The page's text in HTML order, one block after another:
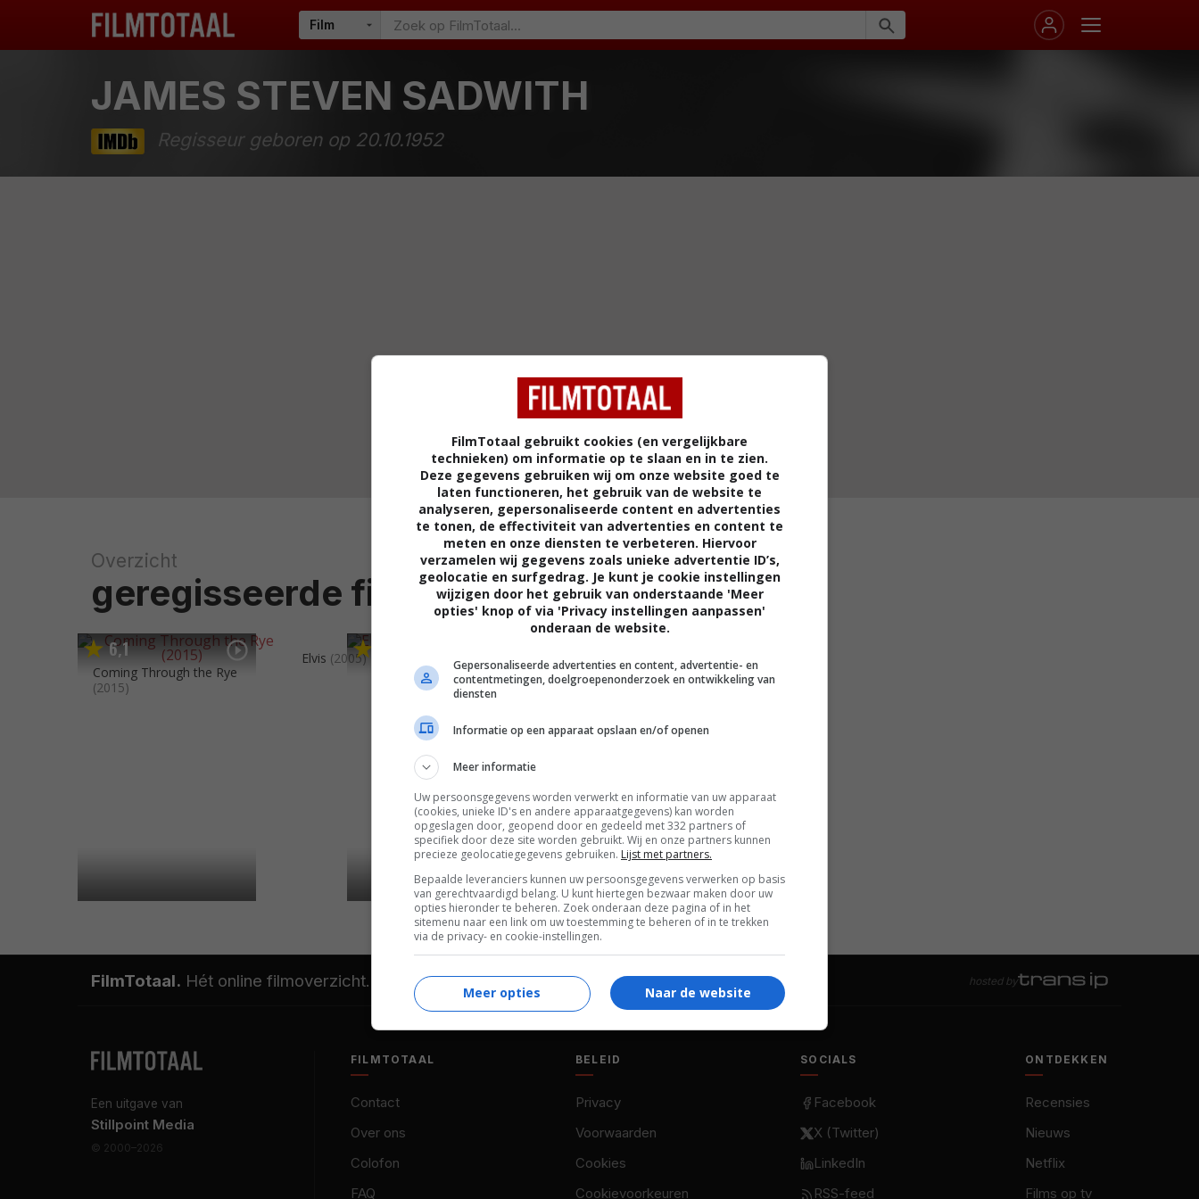
JAMES STEVEN SADWITH
Regisseur geboren op 20.10.1952
Overzicht
geregisseerde films
6,1
Coming Through the Rye
(2015)
Elvis (2005) In Broad Daylight
FilmTotaal. Hét online filmoverzicht. hosted by
Een uitgave van
Stillpoint Media
© 2000–2026
FILMTOTAAL
Contact
Over ons
Colofon
FAQ
BELEID
Privacy
Voorwaarden
Cookies
Cookievoorkeuren
SOCIALS
Facebook
X (Twitter)
LinkedIn
RSS-feed
ONTDEKKEN
Recensies
Nieuws
Netflix
Films op tv
FilmTotaal gebruikt cookies (en vergelijkbare
technieken) om informatie op te slaan en in te zien.
Deze gegevens gebruiken wij om onze website goed te
laten functioneren, het gebruik van de website te
analyseren, gepersonaliseerde content en advertenties
te tonen, de effectiviteit van advertenties en content te
meten en onze diensten te verbeteren. Hiervoor
verzamelen wij gegevens zoals unieke advertentie ID’s,
geolocatie en surfgedrag. Je kunt je cookie instellingen
wijzigen door het gebruik van onderstaande 'Meer
opties' knop of via 'Privacy instellingen aanpassen'
onderaan de website.
Gepersonaliseerde advertenties en content, advertentie- en
contentmetingen, doelgroepenonderzoek en ontwikkeling van
diensten
Informatie op een apparaat opslaan en/of openen
Meer informatie
Uw persoonsgegevens worden verwerkt en informatie van uw apparaat
(cookies, unieke ID's en andere apparaatgegevens) kan worden
opgeslagen door, geopend door en gedeeld met 332 partners of
specifiek door deze site worden gebruikt. Wij en onze partners kunnen
precieze geolocatiegegevens gebruiken. Lijst met partners.
Bepaalde leveranciers kunnen uw persoonsgegevens verwerken op basis
van gerechtvaardigd belang. U kunt hiertegen bezwaar maken door uw
opties hieronder te beheren. Zoek onderaan deze pagina of in het
sitemenu naar een link om uw toestemming te beheren of in te trekken
via de privacy- en cookie-instellingen.
Naar de website
Meer opties